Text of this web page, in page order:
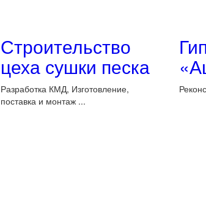
Строительство
цеха сушки песка
Разработка КМД, Изготовление,
поставка и монтаж ...